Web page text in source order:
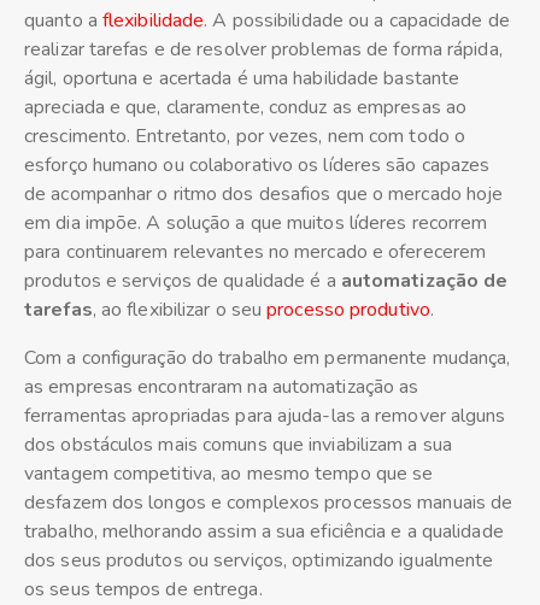
quanto a flexibilidade. A possibilidade ou a capacidade de
realizar tarefas e de resolver problemas de forma rápida,
ágil, oportuna e acertada é uma habilidade bastante
apreciada e que, claramente, conduz as empresas ao
crescimento. Entretanto, por vezes, nem com todo o
esforço humano ou colaborativo os líderes são capazes
de acompanhar o ritmo dos desafios que o mercado hoje
em dia impõe. A solução a que muitos líderes recorrem
para continuarem relevantes no mercado e oferecerem
produtos e serviços de qualidade é a automatização de
tarefas, ao flexibilizar o seuprocesso produtivo.
Com a configuração do trabalho em permanente mudança,
as empresas encontraram na automatização as
ferramentas apropriadas para ajuda-las a remover alguns
dos obstáculos mais comuns que inviabilizam a sua
vantagem competitiva, ao mesmo tempo que se
desfazem dos longos e complexos processos manuais de
trabalho, melhorando assim a sua eficiência e a qualidade
dos seus produtos ou serviços, optimizando igualmente
os seus tempos de entrega.